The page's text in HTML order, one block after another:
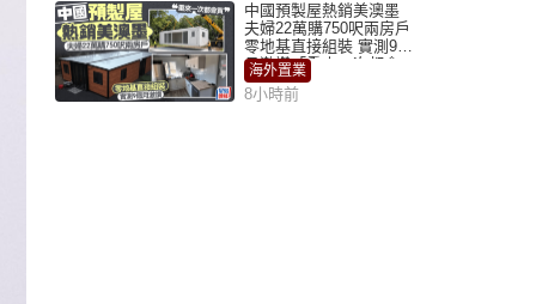
中國預製屋熱銷美澳墨
夫婦22萬購750呎兩房戶
零地基直接組裝 實測9個
月激讚「重來一次都會
買」
海外置業
8小時前